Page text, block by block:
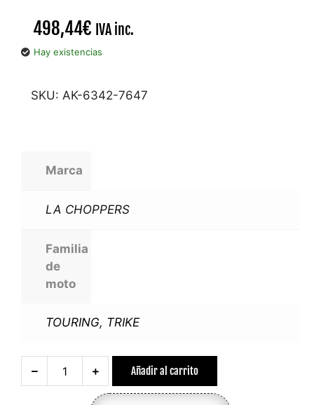
498,44€ IVA inc.
Hay existencias
SKU: AK-6342-7647
Marca
LA CHOPPERS
Familia
de
moto
TOURING, TRIKE
Añadir al carrito